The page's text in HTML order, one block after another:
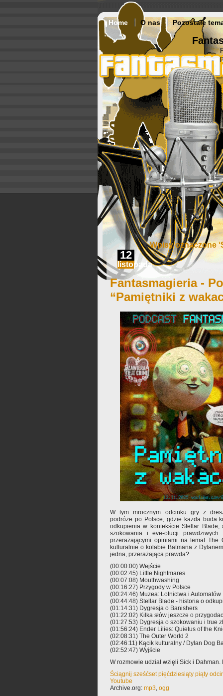
Home O nas Pozostałe
Wpisy oznaczone
12
listopada
Fantasmagieria -
“Pamiętniki z
W tym mrocznym odcinku gry z
podróże po Polsce, gdzie każda buda
odkupienia w kontekście Stellar
szokowania i eve-olucji
przerażającymi opiniami na temat The
kulturalnie o kolabie Batmana z
jedna, przerażająca prawda?
(00:00:00) Wejście
(00:02:45) Little Nightmares
(00:07:08) Mouthwashing
(00:16:27) Przygody w Polsce
(00:24:46) Muzea: Lotnictwa i Automatów
(00:44:48) Stellar Blade - historia o
(01:14:31) Dygresja o Banishers
(01:22:02) Kilka słów jeszcze o
(01:27:53) Dygresja o szokowaniu i true
(01:56:24) Ender Lilies: Quietus of the
(02:08:31) The Outer World 2
(02:46:11) Kącik kulturalny / Dylan Dog
(02:52:47) Wyjście
W rozmowie udział wzięli Sick i Dahman.
Ściągnij sześćset pięćdziesiąty piąty
Youtube
Archive.org: mp3, ogg